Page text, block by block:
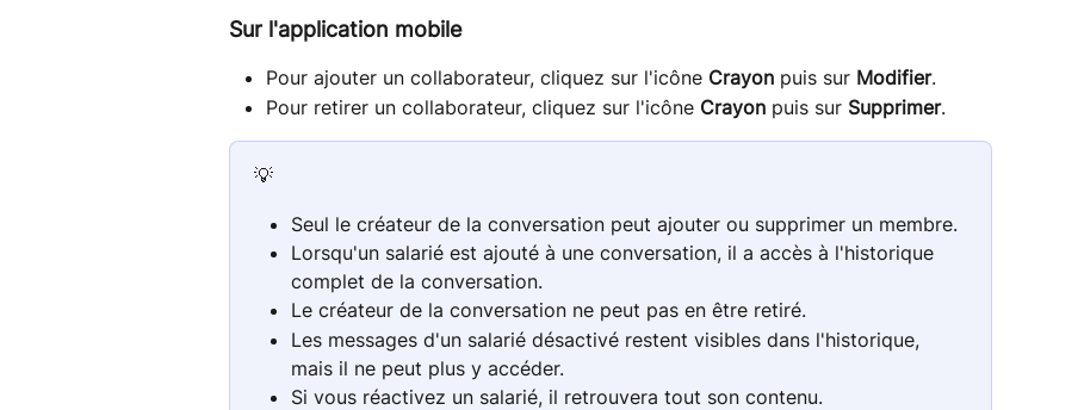
Sur l'application mobile
Pour ajouter un collaborateur, cliquez sur l'icône Crayon puis sur Modifier.
Pour retirer un collaborateur, cliquez sur l'icône Crayon puis sur Supprimer.
💡
Seul le créateur de la conversation peut ajouter ou supprimer un membre.
Lorsqu'un salarié est ajouté à une conversation, il a accès à l'historique
complet de la conversation.
Le créateur de la conversation ne peut pas en être retiré.
Les messages d'un salarié désactivé restent visibles dans l'historique,
mais il ne peut plus y accéder.
Si vous réactivez un salarié, il retrouvera tout son contenu.